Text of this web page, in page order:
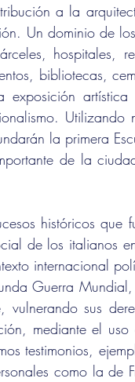
a la
Un dominio de
hospitales,
bibliotecas,
artística
Utilizando
la primera
de la
históricos que
de los italianos
internacional
Guerra
sus
mediante el
testimonios,
como la de